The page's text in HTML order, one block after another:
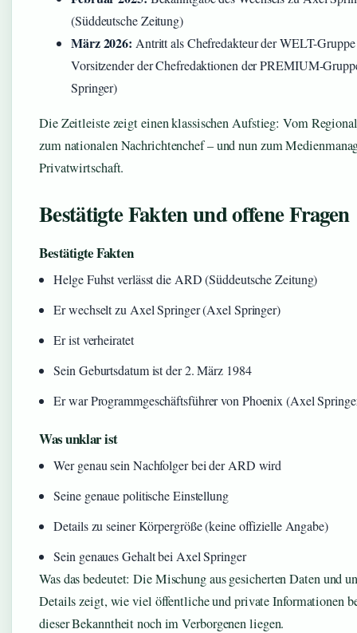
(Süddeutsche Zeitung)
März 2026: Antritt als Chefredakteur der WELT-
Vorsitzender der Chefredaktionen der PREMIUM-
Springer)
Die Zeitleiste zeigt einen klassischen Aufstieg: Vom
zum nationalen Nachrichtenchef – und nun zum
Privatwirtschaft.
Bestätigte Fakten und offene Fragen
Bestätigte Fakten
Helge Fuhst verlässt die ARD (Süddeutsche Zeitung)
Er wechselt zu Axel Springer (Axel Springer)
Er ist verheiratet
Sein Geburtsdatum ist der 2. März 1984
Er war Programmgeschäftsführer von Phoenix (Axel
Was unklar ist
Wer genau sein Nachfolger bei der ARD wird
Seine genaue politische Einstellung
Details zu seiner Körpergröße (keine offizielle Angabe)
Sein genaues Gehalt bei Axel Springer
Was das bedeutet: Die Mischung aus gesicherten Daten und
Details zeigt, wie viel öffentliche und private Informationen
dieser Bekanntheit noch im Verborgenen liegen.